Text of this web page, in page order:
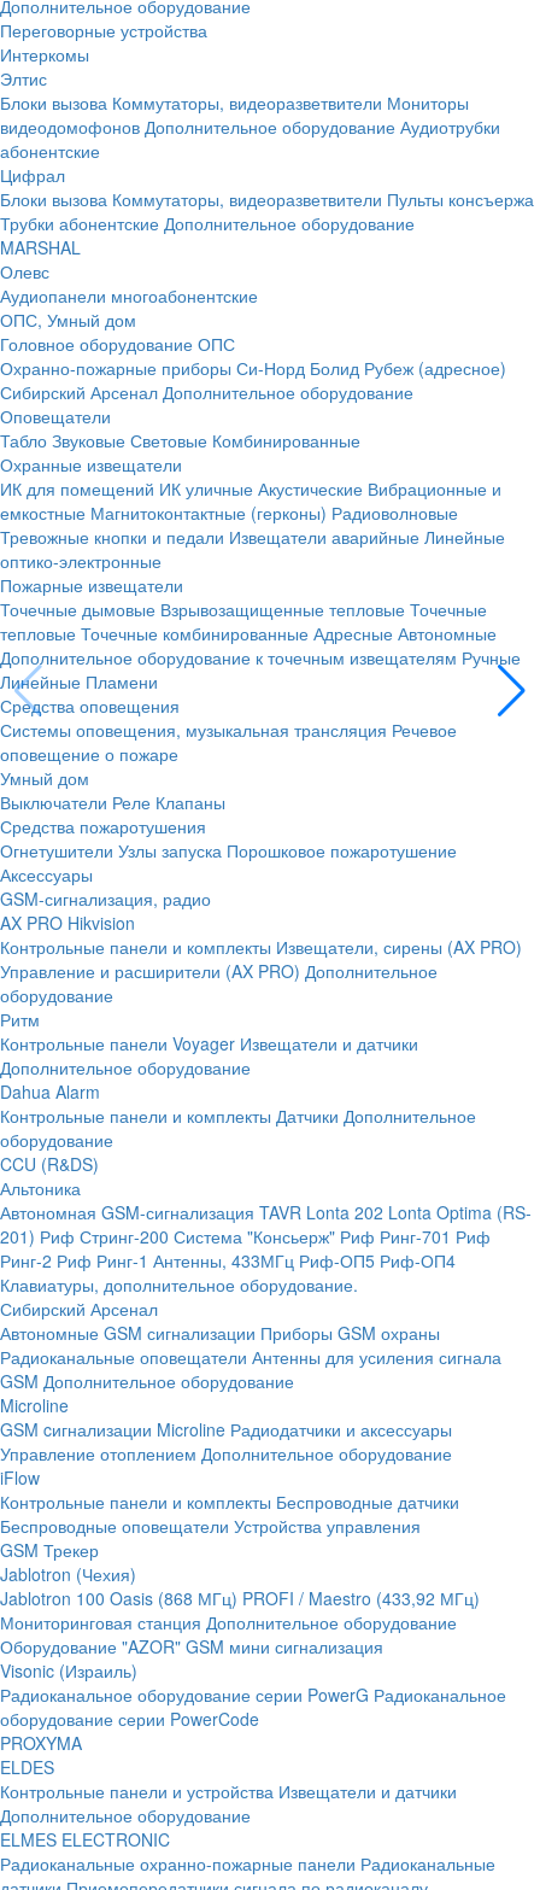
Дополнительное оборудование
Переговорные устройства
Интеркомы
Элтис
Блоки вызова Коммутаторы, видеоразветвители Мониторы
видеодомофонов Дополнительное оборудование Аудиотрубки
абонентские
Цифрал
Блоки вызова Коммутаторы, видеоразветвители Пульты консъержа
Трубки абонентские Дополнительное оборудование
MARSHAL
Олевс
Аудиопанели многоабонентские
ОПС, Умный дом
Головное оборудование ОПС
Охранно-пожарные приборы Си-Норд Болид Рубеж (адресное)
Сибирский Арсенал Дополнительное оборудование
Оповещатели
Табло Звуковые Световые Комбинированные
Охранные извещатели
ИК для помещений ИК уличные Акустические Вибрационные и
емкостные Магнитоконтактные (герконы) Радиоволновые
Тревожные кнопки и педали Извещатели аварийные Линейные
оптико-электронные
Пожарные извещатели
Точечные дымовые Взрывозащищенные тепловые Точечные
тепловые Точечные комбинированные Адресные Автономные
Дополнительное оборудование к точечным извещателям Ручные
Линейные Пламени
Средства оповещения
Системы оповещения, музыкальная трансляция Речевое
оповещение о пожаре
Умный дом
Выключатели Реле Клапаны
Средства пожаротушения
Огнетушители Узлы запуска Порошковое пожаротушение
Аксессуары
GSM-сигнализация, радио
AX PRO Hikvision
Контрольные панели и комплекты Извещатели, сирены (AX PRO)
Управление и расширители (AX PRO) Дополнительное
оборудование
Ритм
Контрольные панели Voyager Извещатели и датчики
Дополнительное оборудование
Dahua Alarm
Контрольные панели и комплекты Датчики Дополнительное
оборудование
CCU (R&DS)
Альтоника
Автономная GSM-сигнализация TAVR Lonta 202 Lonta Optima (RS-
201) Риф Стринг-200 Система "Консьерж" Риф Ринг-701 Риф
Ринг-2 Риф Ринг-1 Антенны, 433МГц Риф-ОП5 Риф-ОП4
Клавиатуры, дополнительное оборудование.
Сибирский Арсенал
Автономные GSM сигнализации Приборы GSM охраны
Радиоканальные оповещатели Антенны для усиления сигнала
GSM Дополнительное оборудование
Microline
GSM cигнализации Microline Радиодатчики и аксессуары
Управление отоплением Дополнительное оборудование
iFlow
Контрольные панели и комплекты Беспроводные датчики
Беспроводные оповещатели Устройства управления
GSM Трекер
Jablotron (Чехия)
Jablotron 100 Oasis (868 МГц) PROFI / Maestro (433,92 МГц)
Мониторинговая станция Дополнительное оборудование
Оборудование "AZOR" GSM мини сигнализация
Visonic (Израиль)
Радиоканальное оборудование серии PowerG Радиоканальное
оборудование серии PowerCode
PROXYMA
ELDES
Контрольные панели и устройства Извещатели и датчики
Дополнительное оборудование
ELMES ELECTRONIC
Радиоканальные охранно-пожарные панели Радиоканальные